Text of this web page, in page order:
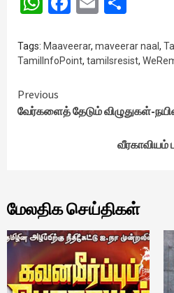
Tags: Maaveerar, maveerar naal ,
TamilInfoPoint, tamilsresist,
Continue
Reading
Previous
வேர்களைத் தேடும் விழுதுகள்-
மேலதிக செய்திகள்